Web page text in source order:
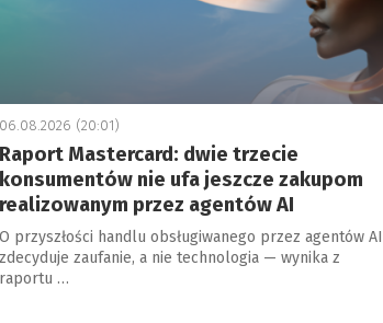
06.08.2026 (20:01)
Raport Mastercard: dwie trzecie
konsumentów nie ufa jeszcze zakupom
realizowanym przez agentów AI
O przyszłości handlu obsługiwanego przez agentów AI
zdecyduje zaufanie, a nie technologia — wynika z
raportu …